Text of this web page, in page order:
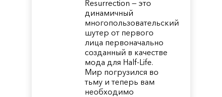
Resurrection — это
динамичный
многопользовательский
шутер от первого
лица первоначально
созданный в качестве
мода для Half-Life.
Мир погрузился во
тьму и теперь вам
необходимо